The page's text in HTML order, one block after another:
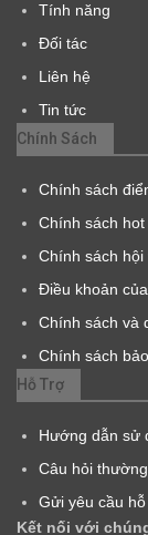
Tính năng
Đối tác
Liên hệ
Tin tức
Chính Sách
Chính sách
Chính sách
Chính sách hội
Điều khoản
Chính sách và
Chính sách
Hỗ Trợ
Hướng dẫn sử
Câu hỏi
Gửi yêu cầu
Kết nối với